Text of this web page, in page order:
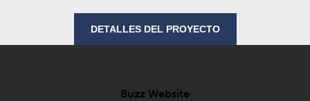
DETALLES DEL PROYECTO
Buzz Website